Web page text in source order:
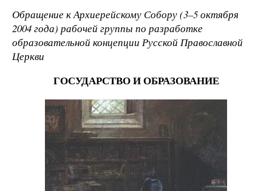
Обращение к Архиерейскому Собору (3–5 октября
2004 года) рабочей группы по разработке
образовательной концепции Русской Православной
Церкви
ГОСУДАРСТВО И ОБРАЗОВАНИЕ